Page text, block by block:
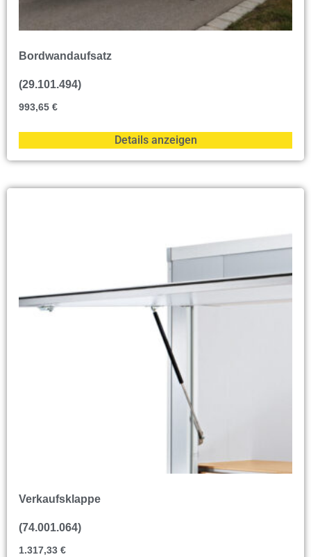
Bordwandaufsatz
(29.101.494)
993,65 €
Details anzeigen
Verkaufsklappe
(74.001.064)
1.317,33 €